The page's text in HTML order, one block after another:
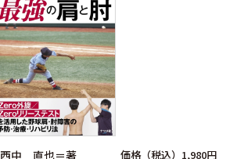
西中 直也＝著
価格（税込）1,980円